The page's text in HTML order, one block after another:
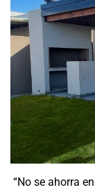
“No se ahorra